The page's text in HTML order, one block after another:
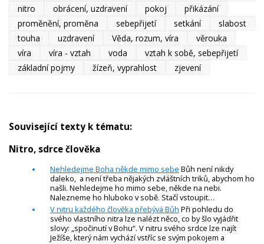
nitro
obrácení, uzdravení pokoj
přikázání
proměnění, proměna
sebepřijetí setkání
slabost
touha
uzdravení Věda, rozum, víra
věrouka
víra
víra - vztah voda
vztah k sobě, sebepřijetí
základní pojmy
žízeň, vyprahlost zjevení
Související texty k tématu:
Nitro, sdrce člověka
Nehledejme Boha někde mimo sebe Bůh není nikdy
daleko, a není třeba nějakých zvláštních triků, abychom ho
našli. Nehledejme ho mimo sebe, někde na nebi.
Nalezneme ho hluboko v sobě. Stačí vstoupit…
V nitru každého člověka přebývá Bůh Při pohledu do
svého vlastního nitra lze nalézt něco, co by šlo vyjádřit
slovy: „spočinutí v Bohu“. V nitru svého srdce lze najít
Ježíše, který nám vychází vstříc se svým pokojem a